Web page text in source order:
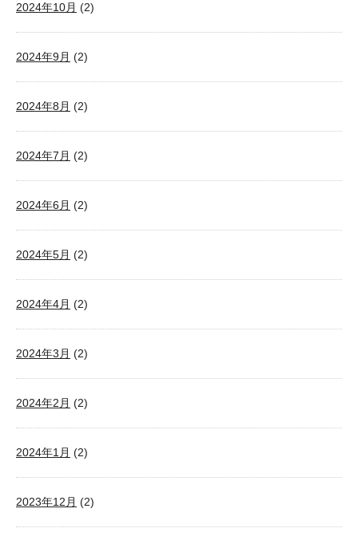
2024年10月 (2)
2024年9月 (2)
2024年8月 (2)
2024年7月 (2)
2024年6月 (2)
2024年5月 (2)
2024年4月 (2)
2024年3月 (2)
2024年2月 (2)
2024年1月 (2)
2023年12月 (2)